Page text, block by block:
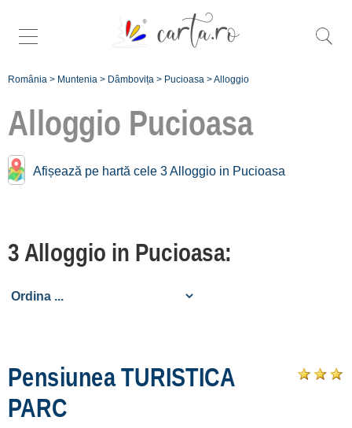
România > Muntenia > Dâmbovița > Pucioasa >Alloggio
Alloggio Pucioasa
Afișează pe hartă cele 3 Alloggio in Pucioasa
3 Alloggio in Pucioasa:
Pensiunea TURISTICA
PARC
Alloggio vicino a
Pucioasa:
[1 offers a 16.6 km]
[1 offers a 17.1 km]
de cazare
despre C A R T A ®